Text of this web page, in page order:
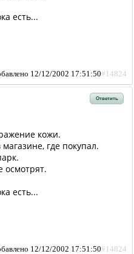
есть...
12/12/2002 17:51:50#14824
Ответить
кожи.
где покупал.
осмотрят.
есть...
12/12/2002 17:51:50#14824